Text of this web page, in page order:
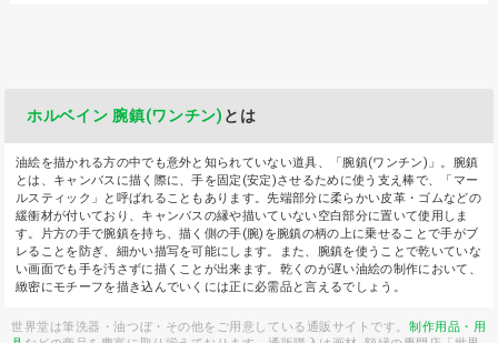
ホルベイン 腕鎮(ワンチン) とは
油絵を描かれる方の中でも意外と知られていない道具、「腕鎮(ワンチン)」。腕鎮
とは、キャンバスに描く際に、手を固定(安定)させるために使う支え棒で、「マー
ルスティック」と呼ばれることもあります。先端部分に柔らかい皮革・ゴムなどの
緩衝材が付いており、キャンバスの縁や描いていない空白部分に置いて使用しま
す。片方の手で腕鎮を持ち、描く側の手(腕)を腕鎮の柄の上に乗せることで手がブ
レることを防ぎ、細かい描写を可能にします。また、腕鎮を使うことで乾いていな
い画面でも手を汚さずに描くことが出来ます。乾くのが遅い油絵の制作において、
緻密にモチーフを描き込んでいくには正に必需品と言えるでしょう。
世界堂は筆洗器・油つぼ・その他をご用意している通販サイトです。制作用品・用